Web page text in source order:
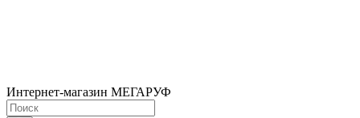
Интернет-магазин МЕГАРУФ